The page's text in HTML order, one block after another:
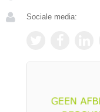
Sociale media: